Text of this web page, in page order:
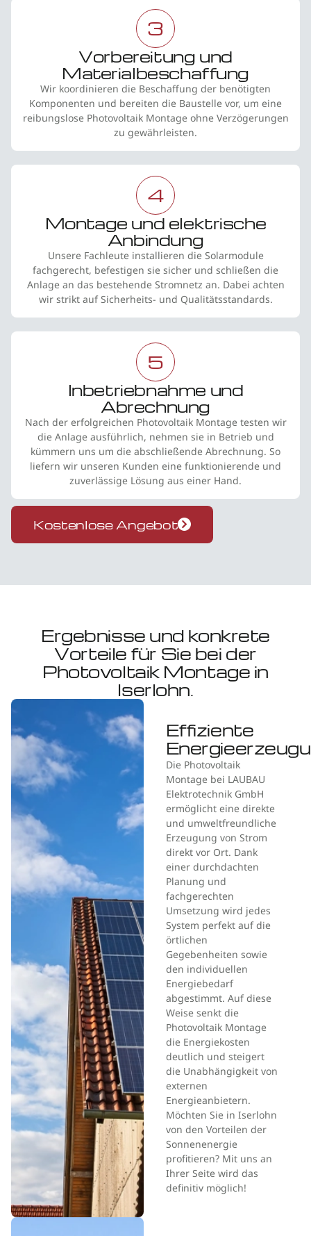
3
Vorbereitung und
Materialbeschaffung
Wir koordinieren die Beschaffung der benötigten
Komponenten und bereiten die Baustelle vor, um eine
reibungslose Photovoltaik Montage ohne Verzögerungen
zu gewährleisten.
4
Montage und elektrische
Anbindung
Unsere Fachleute installieren die Solarmodule
fachgerecht, befestigen sie sicher und schließen die
Anlage an das bestehende Stromnetz an. Dabei achten
wir strikt auf Sicherheits- und Qualitätsstandards.
5
Inbetriebnahme und
Abrechnung
Nach der erfolgreichen Photovoltaik Montage testen wir
die Anlage ausführlich, nehmen sie in Betrieb und
kümmern uns um die abschließende Abrechnung. So
liefern wir unseren Kunden eine funktionierende und
zuverlässige Lösung aus einer Hand.
Kostenlose Angebot
Ergebnisse und konkrete
Vorteile für Sie bei der
Photovoltaik Montage in
Iserlohn.
Effiziente
Die Photovoltaik
Montage bei LAUBAU
Elektrotechnik GmbH
ermöglicht eine direkte
und umweltfreundliche
Erzeugung von Strom
direkt vor Ort. Dank
einer durchdachten
Planung und
fachgerechten
Umsetzung wird jedes
System perfekt auf die
örtlichen
Gegebenheiten sowie
den individuellen
Energiebedarf
abgestimmt. Auf diese
Weise senkt die
Photovoltaik Montage
die Energiekosten
deutlich und steigert
die Unabhängigkeit von
externen
Energieanbietern.
Möchten Sie in Iserlohn
von den Vorteilen der
Sonnenenergie
profitieren? Mit uns an
Ihrer Seite wird das
definitiv möglich!